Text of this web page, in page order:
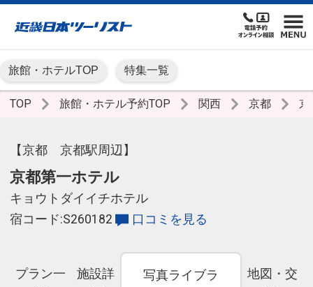
旅館・ホテルTOP 特集一覧
TOP 旅館・ホテル予約TOP 関西 京都 京
【京都 京都駅周辺】
京都第一ホテル
キョウトダイイチホテル
宿コード:S260182
口コミを見る
プラン一
施設詳
写真ライブラ
地図・交